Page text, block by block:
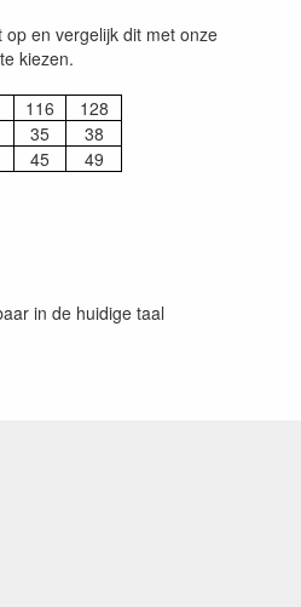
en vergelijk dit met onze
kiezen.
116
128
35
38
45 49
in de huidige taal